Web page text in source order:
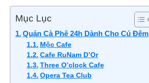
Mục Lục
Quán Cà Phê 24h Dành Cho Cú Đêm
Mộc Cafe
Cafe RuNam D’Or
Three O’clock Cafe
Opera Tea Club